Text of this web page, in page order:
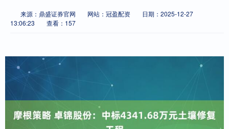
来源：鼎盛证券官网 网站：冠盈配资
日期：2025-12-27
13:06:23
查看：157